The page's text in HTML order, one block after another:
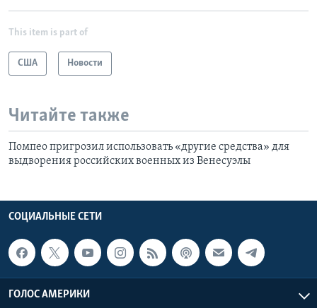
This item is part of
США Новости
Читайте также
Помпео пригрозил использовать «другие средства» для
выдворения российских военных из Венесуэлы
СОЦИАЛЬНЫЕ СЕТИ
ГОЛОС АМЕРИКИ